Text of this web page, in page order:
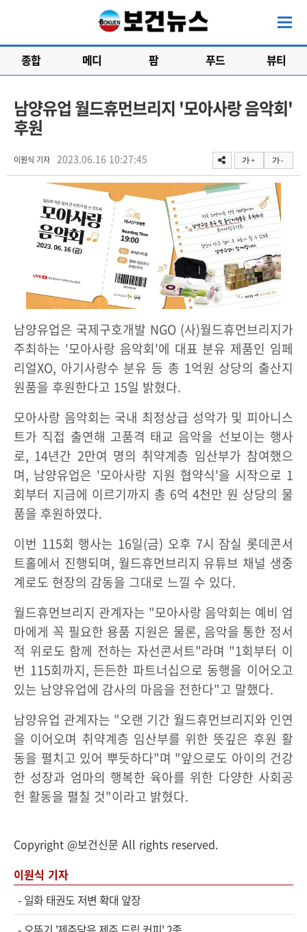
종합 메디 팜 푸드 뷰티
남양유업 월드휴먼브리지 '모아사랑 음악회'
후원
이원식 기자 2023.06.16 10:27:45 가 + 가 -
남양유업은 국제구호개발 NGO (사)월드휴먼브리지가
주최하는 '모아사랑 음악회'에 대표 분유 제품인 임페
리얼XO, 아기사랑수 분유 등 총 1억원 상당의 출산지
원품을 후원한다고 15일 밝혔다.
모아사랑 음악회는 국내 최정상급 성악가 및 피아니스
트가 직접 출연해 고품격 태교 음악을 선보이는 행사
로, 14년간 2만여 명의 취약계층 임산부가 참여했으
며, 남양유업은 '모아사랑 지원 협약식'을 시작으로 1
회부터 지금에 이르기까지 총 6억 4천만 원 상당의 물
품을 후원하였다.
이번 115회 행사는 16일(금) 오후 7시 잠실 롯데콘서
트홀에서 진행되며, 월드휴먼브리지 유튜브 채널 생중
계로도 현장의 감동을 그대로 느낄 수 있다.
월드휴먼브리지 관계자는 "모아사랑 음악회는 예비 엄
마에게 꼭 필요한 용품 지원은 물론, 음악을 통한 정서
적 위로도 함께 전하는 자선콘서트"라며 "1회부터 이
번 115회까지, 든든한 파트너십으로 동행을 이어오고
있는 남양유업에 감사의 마음을 전한다"고 말했다.
남양유업 관계자는 "오랜 기간 월드휴먼브리지와 인연
을 이어오며 취약계층 임산부를 위한 뜻깊은 후원 활
동을 펼치고 있어 뿌듯하다"며 "앞으로도 아이의 건강
한 성장과 엄마의 행복한 육아를 위한 다양한 사회공
헌 활동을 펼칠 것"이라고 밝혔다.
Copyright @보건신문 All rights reserved.
이원식 기자
- 일화 태권도 저변 확대 앞장